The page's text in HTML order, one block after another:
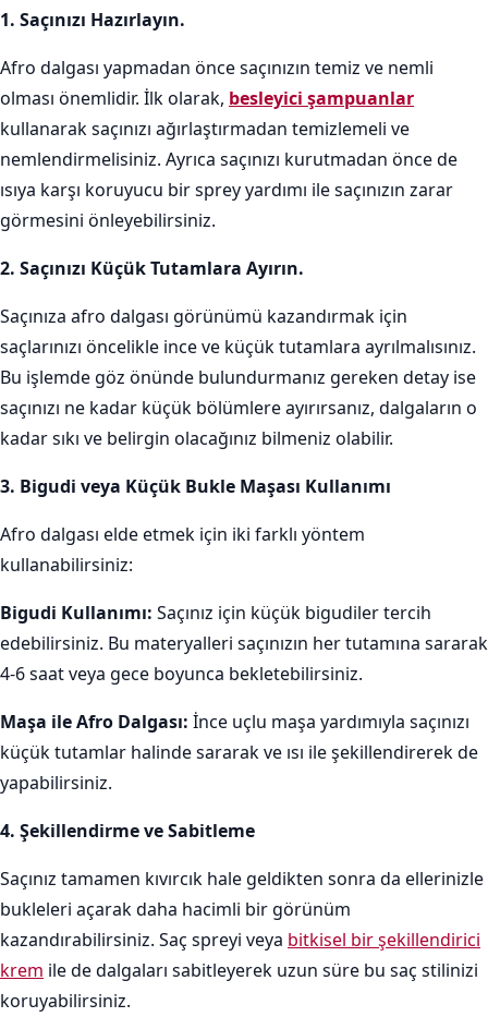
1. Saçınızı Hazırlayın.
Afro dalgası yapmadan önce saçınızın temiz ve nemli
olması önemlidir. İlk olarak, besleyici şampuanlar
kullanarak saçınızı ağırlaştırmadan temizlemeli ve
nemlendirmelisiniz. Ayrıca saçınızı kurutmadan önce de
ısıya karşı koruyucu bir sprey yardımı ile saçınızın zarar
görmesini önleyebilirsiniz.
2. Saçınızı Küçük Tutamlara Ayırın.
Saçınıza afro dalgası görünümü kazandırmak için
saçlarınızı öncelikle ince ve küçük tutamlara ayrılmalısınız.
Bu işlemde göz önünde bulundurmanız gereken detay ise
saçınızı ne kadar küçük bölümlere ayırırsanız, dalgaların o
kadar sıkı ve belirgin olacağınız bilmeniz olabilir.
3. Bigudi veya Küçük Bukle Maşası Kullanımı
Afro dalgası elde etmek için iki farklı yöntem
kullanabilirsiniz:
Bigudi Kullanımı: Saçınız için küçük bigudiler tercih
edebilirsiniz. Bu materyalleri saçınızın her tutamına sararak
4-6 saat veya gece boyunca bekletebilirsiniz.
Maşa ile Afro Dalgası: İnce uçlu maşa yardımıyla saçınızı
küçük tutamlar halinde sararak ve ısı ile şekillendirerek de
yapabilirsiniz.
4. Şekillendirme ve Sabitleme
Saçınız tamamen kıvırcık hale geldikten sonra da ellerinizle
bukleleri açarak daha hacimli bir görünüm
kazandırabilirsiniz. Saç spreyi veya bitkisel bir şekillendirici
krem ile de dalgaları sabitleyerek uzun süre bu saç stilinizi
koruyabilirsiniz.